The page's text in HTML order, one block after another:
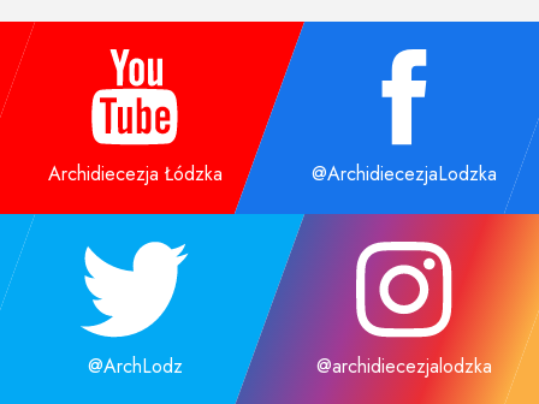
Archidiecezja Łódzka @ArchidiecezjaLodzka
@ArchLodz @archidiecezjalodzka